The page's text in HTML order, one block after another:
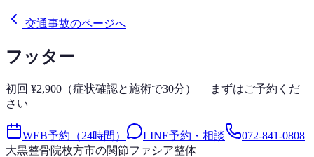
交通事故のページへ
フッター
初回 ¥2,900（症状確認と施術で30分）— まずはご予約くだ
さい
WEB予約（24時間） LINE予約・相談
072-841-0808
大黒整骨院枚方市の関節ファシア整体